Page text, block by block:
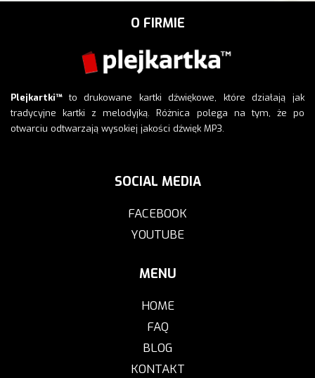
O FIRMIE
Plejkartki™to drukowane kartki dźwiękowe, które działają jak
tradycyjne kartki z melodyjką. Różnica polega na tym, że po
otwarciu odtwarzają wysokiej jakości dźwięk MP3.
SOCIAL MEDIA
FACEBOOK
YOUTUBE
MENU
HOME
FAQ
BLOG
KONTAKT